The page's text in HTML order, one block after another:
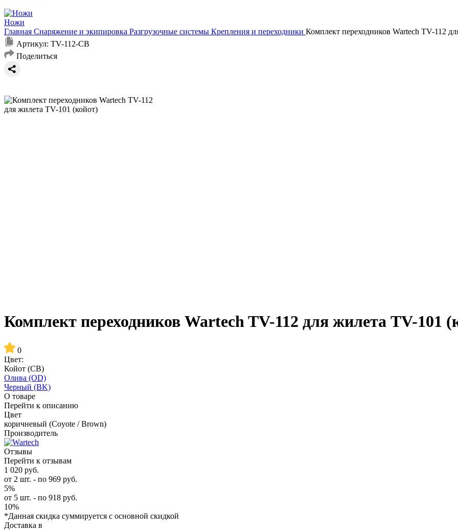
Ножи
Главная Снаряжение и экипировка Разгрузочные системы Крепления и переходники Комплект переходников Wartech TV-112
Артикул: TV-112-CB
Поделиться
Комплект переходников Wartech TV-112 для жилета TV-101
0
Цвет:
Койот (CB)
Олива (OD)
Черный (BK)
О товаре
Перейти к описанию
Цвет
коричневый (Coyote / Brown)
Производитель
Отзывы
Перейти к отзывам
1 020 руб.
от 2 шт. - по 969 руб.
5%
от 5 шт. - по 918 руб.
10%
*Данная скидка суммируется с основной скидкой
Доставка в